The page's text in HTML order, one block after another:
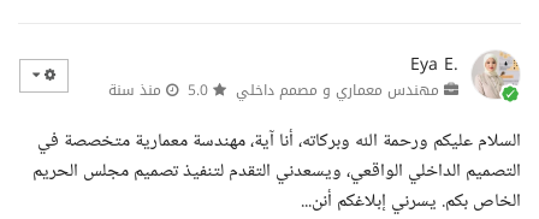
Eya E.
مهندس معماري و مصمم داخلي منذ سنة
السلام عليكم ورحمة الله وبركاته، أنا آية، مهندسة معمارية متخصصة في
التصميم الداخلي الواقعي، ويسعدني التقدم لتنفيذ تصميم مجلس الحريم
الخاص بكم. يسرني إبلاغكم أنن...